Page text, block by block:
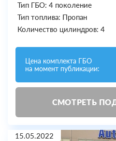
Тип ГБО: 4 поколение
Тип топлива: Пропан
Количество цилиндров: 4
Цена комплекта ГБО
на момент публикации:
СМОТРЕТЬ
15.05.2022